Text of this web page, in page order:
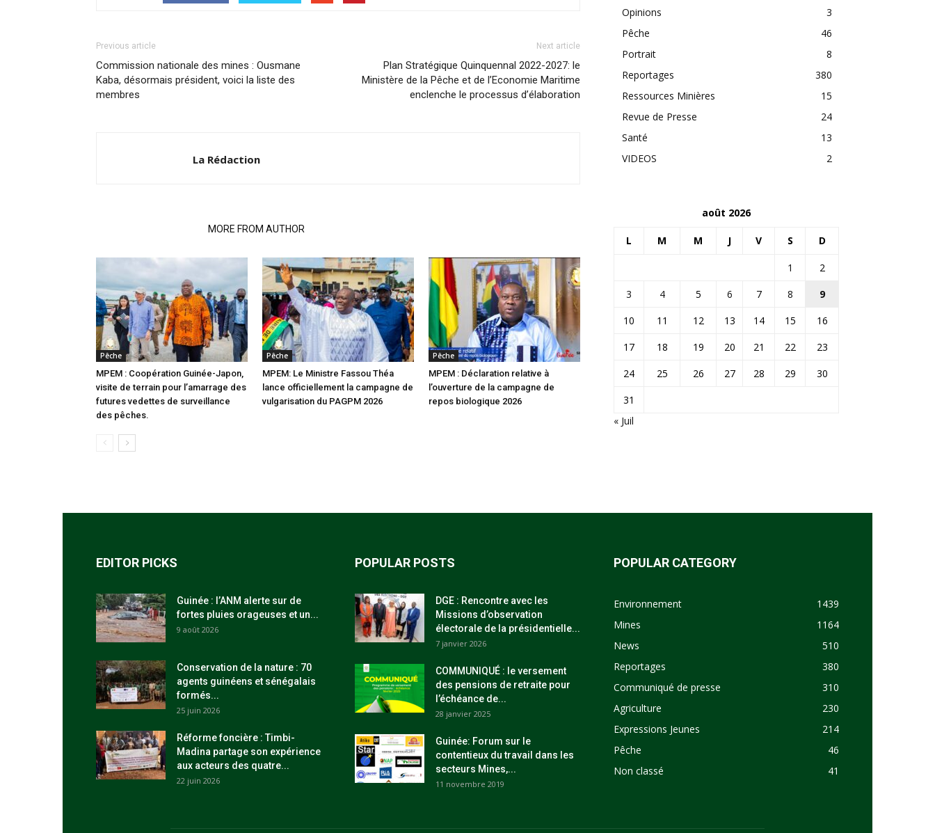
Previous article
Commission nationale des mines : Ousmane
Kaba, désormais président, voici la liste des
membres
Next article
Plan Stratégique Quinquennal 2022-2027: le
Ministère de la Pêche et de l’Economie Maritime
enclenche le processus d’élaboration
La Rédaction
MORE FROM AUTHOR
Pêche
MPEM : Coopération Guinée-Japon,
visite de terrain pour l’amarrage des
futures vedettes de surveillance
des pêches.
Pêche
MPEM: Le Ministre Fassou Théa
lance officiellement la campagne de
vulgarisation du PAGPM 2026
Pêche
MPEM : Déclaration relative à
l’ouverture de la campagne de
repos biologique 2026
Opinions
3
Pêche
46
Portrait
8
Reportages
380
Ressources Minières
15
Revue de Presse
24
Santé
13
VIDEOS
2
août 2026
L M M J V S D
1
2
3
4 5 6 7 8
9
10
11 12 13 14 15
16
17
18 19 20 21 22
23
24
25 26 27 28 29
30
31
« Juil
EDITOR PICKS
Guinée : l’ANM alerte sur de
fortes pluies orageuses et un...
9 août 2026
Conservation de la nature : 70
agents guinéens et sénégalais
formés...
25 juin 2026
Réforme foncière : Timbi-
Madina partage son expérience
aux acteurs des quatre...
22 juin 2026
POPULAR POSTS
DGE : Rencontre avec les
Missions d’observation
électorale de la présidentielle...
7 janvier 2026
COMMUNIQUÉ : le versement
des pensions de retraite pour
l’échéance de...
28 janvier 2025
Guinée: Forum sur le
contentieux du travail dans les
secteurs Mines,...
11 novembre 2019
POPULAR CATEGORY
Environnement
1439
Mines
1164
News
510
Reportages
380
Communiqué de presse
310
Agriculture
230
Expressions Jeunes
214
Pêche
46
Non classé
41